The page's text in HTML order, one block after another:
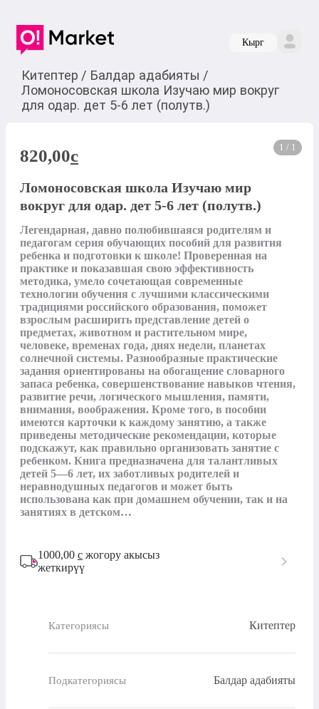
Кырг
Китептер / Балдар адабияты /
Ломоносовская школа Изучаю мир вокруг
для одар. дет 5-6 лет (полутв.)
1 / 1
820,00c
Ломоносовская школа Изучаю мир
вокруг для одар. дет 5-6 лет (полутв.)
Легендарная, давно полюбившаяся родителям и
педагогам серия обучающих пособий для развития
ребенка и подготовки к школе! Проверенная на
практике и показавшая свою эффективность
методика, умело сочетающая современные
технологии обучения с лучшими классическими
традициями российского образования, поможет
взрослым расширить представление детей о
предметах, животном и растительном мире,
человеке, временах года, днях недели, планетах
солнечной системы. Разнообразные практические
задания ориентированы на обогащение словарного
запаса ребенка, совершенствование навыков чтения,
развитие речи, логического мышления, памяти,
внимания, воображения. Кроме того, в пособии
имеются карточки к каждому занятию, а также
приведены методические рекомендации, которые
подскажут, как правильно организовать занятие с
ребенком. Книга предназначена для талантливых
детей 5—6 лет, их заботливых родителей и
неравнодушных педагогов и может быть
использована как при домашнем обучении, так и на
занятиях в детском…
1000,00 с жогору акысыз
жеткирүү
Категориясы Китептер
Подкатегориясы Балдар адабияты